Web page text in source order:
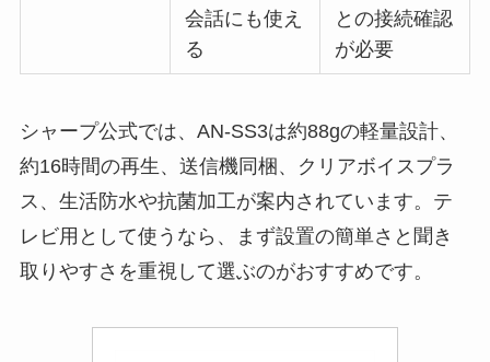
会話にも使え
る
との接続確認
が必要
シャープ公式では、AN-SS3は約88gの軽量設計、
約16時間の再生、送信機同梱、クリアボイスプラ
ス、生活防水や抗菌加工が案内されています。テ
レビ用として使うなら、まず設置の簡単さと聞き
取りやすさを重視して選ぶのがおすすめです。